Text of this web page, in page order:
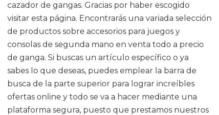
cazador de gangas. Gracias por haber escogido
visitar esta página. Encontrarás una variada selección
de productos sobre accesorios para juegos y
consolas de segunda mano en venta todo a precio
de ganga. Si buscas un artículo específico o ya
sabes lo que deseas, puedes emplear la barra de
busca de la parte superior para lograr increíbles
ofertas online y todo se va a hacer mediante una
plataforma segura, puesto que prestamos nuestros